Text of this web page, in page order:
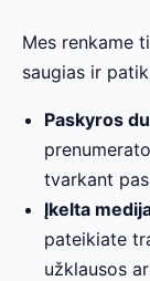
Mes renkame
saugias ir
Paskyros
tvarkant
Įkelta
pateikiate
užklausos